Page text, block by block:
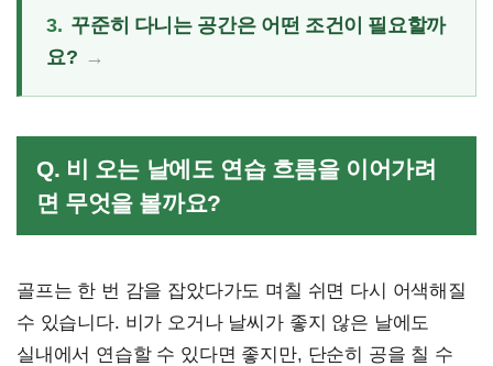
3. 꾸준히 다니는 공간은 어떤 조건이 필요할까
요?
Q. 비 오는 날에도 연습 흐름을 이어가려
면 무엇을 볼까요?
골프는 한 번 감을 잡았다가도 며칠 쉬면 다시 어색해질
수 있습니다. 비가 오거나 날씨가 좋지 않은 날에도
실내에서 연습할 수 있다면 좋지만, 단순히 공을 칠 수